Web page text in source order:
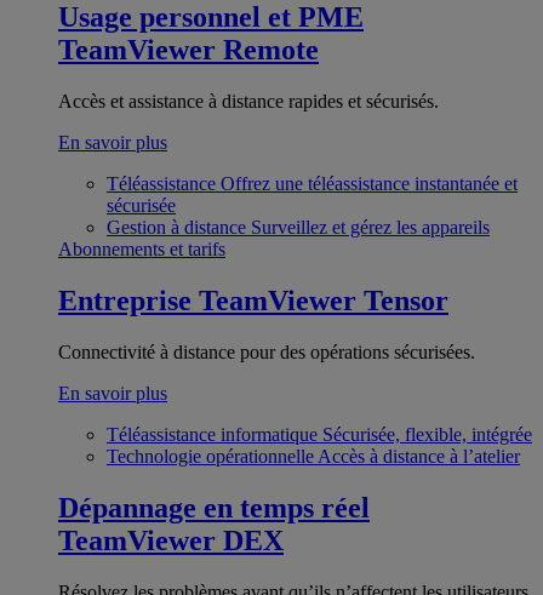
Usage personnel et PME
TeamViewer Remote
Accès et assistance à distance rapides et sécurisés.
En savoir plus
Téléassistance Offrez une téléassistance instantanée et
sécurisée
Gestion à distance Surveillez et gérez les appareils
Abonnements et tarifs
Entreprise TeamViewer Tensor
Connectivité à distance pour des opérations sécurisées.
En savoir plus
Téléassistance informatique Sécurisée, flexible, intégrée
Technologie opérationnelle Accès à distance à l’atelier
Dépannage en temps réel
TeamViewer DEX